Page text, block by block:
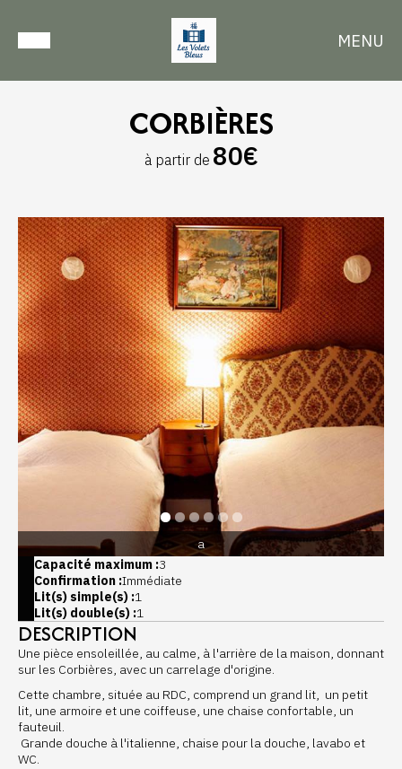
MENU
CORBIÈRES
à partir de 80€
a
Capacité maximum :3
Confirmation :Immédiate
Lit(s) simple(s) :1
Lit(s) double(s) :1
DESCRIPTION
Une pièce ensoleillée, au calme, à l'arrière de la maison, donnant
sur les Corbières, avec un carrelage d'origine.
Cette chambre, située au RDC, comprend un grand lit, un petit
lit, une armoire et une coiffeuse, une chaise confortable, un
fauteuil.
Grande douche à l'italienne, chaise pour la douche, lavabo et
WC.